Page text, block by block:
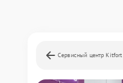
Сервисный центр Kitfort